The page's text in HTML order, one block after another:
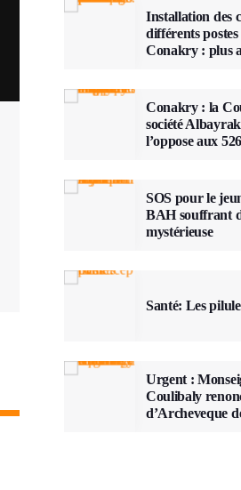
Installation des
différents postes
Conakry : plus
Conakry : la
société
l’oppose aux
SOS pour le
BAH souffrant
mystérieuse
Santé: Les
Urgent :
Coulibaly
d’Archeveque